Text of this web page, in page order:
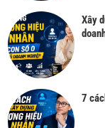
Xây
7